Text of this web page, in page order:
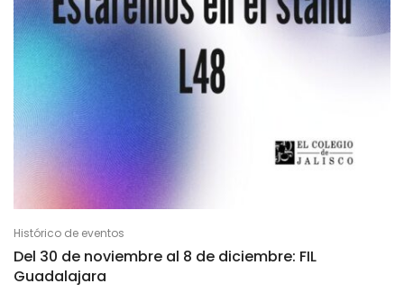
Histórico de eventos
Del 30 de noviembre al 8 de diciembre: FIL
Guadalajara